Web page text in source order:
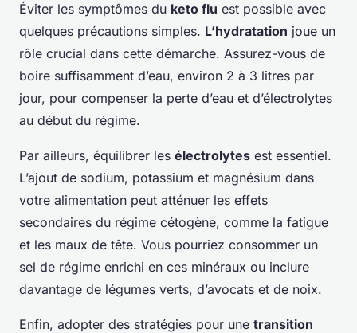
Éviter les symptômes du keto flu est possible avec
quelques précautions simples. L’hydratation joue un
rôle crucial dans cette démarche. Assurez-vous de
boire suffisamment d’eau, environ 2 à 3 litres par
jour, pour compenser la perte d’eau et d’électrolytes
au début du régime.
Par ailleurs, équilibrer les électrolytes est essentiel.
L’ajout de sodium, potassium et magnésium dans
votre alimentation peut atténuer les effets
secondaires du régime cétogène, comme la fatigue
et les maux de tête. Vous pourriez consommer un
sel de régime enrichi en ces minéraux ou inclure
davantage de légumes verts, d’avocats et de noix.
Enfin, adopter des stratégies pour une transition